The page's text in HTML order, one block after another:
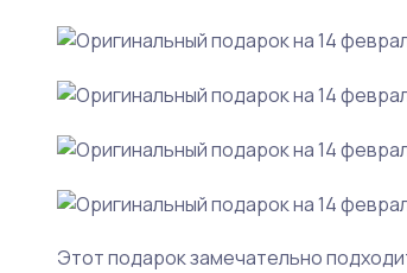
Этот подарок замечательно